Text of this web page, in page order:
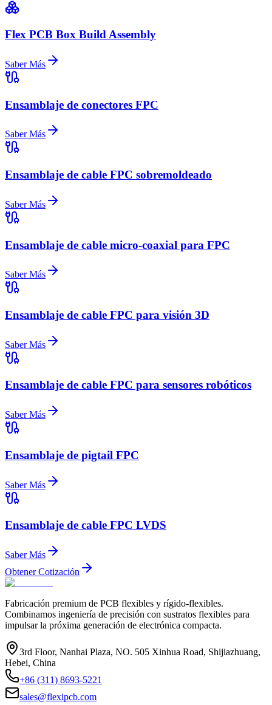
Flex PCB Box Build Assembly
Saber Más
Ensamblaje de conectores FPC
Saber Más
Ensamblaje de cable FPC sobremoldeado
Saber Más
Ensamblaje de cable micro-coaxial para FPC
Saber Más
Ensamblaje de cable FPC para visión 3D
Saber Más
Ensamblaje de cable FPC para sensores robóticos
Saber Más
Ensamblaje de pigtail FPC
Saber Más
Ensamblaje de cable FPC LVDS
Saber Más
Obtener Cotización
Fabricación premium de PCB flexibles y rígido-flexibles.
Combinamos ingeniería de precisión con sustratos flexibles para
impulsar la próxima generación de electrónica compacta.
3rd Floor, Nanhai Plaza, NO. 505 Xinhua Road, Shijiazhuang,
Hebei, China
+86 (311) 8693-5221
sales@flexipcb.com